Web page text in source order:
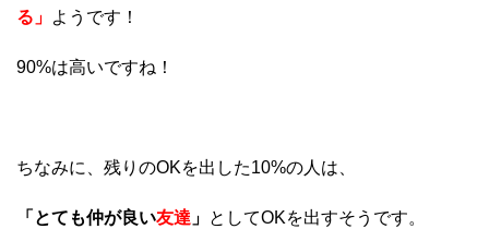
る」 ようです！
90%は高いですね！
ちなみに、残りのOKを出した10%の人は、
「とても仲が良い友達 」 としてOKを出すそうです。